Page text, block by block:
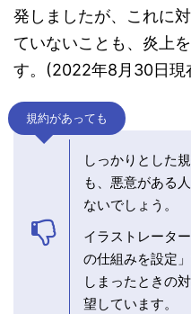
発しましたが、これに
ていないことも、炎上
す。(2022年8月30日現
規約があっても
しっかりとした
も、悪意がある
ないでしょう。
イラストレータ
の仕組みを設定
しまったときの
望しています。